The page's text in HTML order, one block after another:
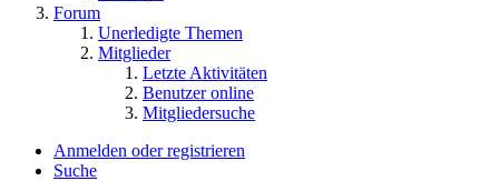
Forum
Unerledigte Themen
Mitglieder
Letzte Aktivitäten
Benutzer online
Mitgliedersuche
Anmelden oder registrieren
Suche